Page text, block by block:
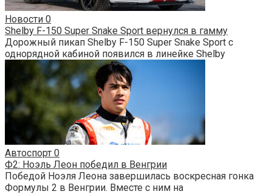
Новости 0
Shelby F-150 Super Snake Sport вернулся в гамму
Дорожный пикап Shelby F-150 Super Snake Sport с
однорядной кабиной появился в линейке Shelby
Автоспорт 0
Ф2: Ноэль Леон победил в Венгрии
Победой Ноэля Леона завершилась воскресная гонка
Формулы 2 в Венгрии. Вместе с ним на